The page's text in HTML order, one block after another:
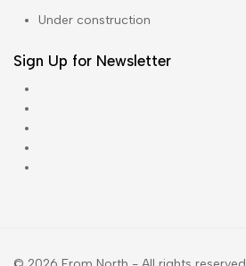
Under construction
Sign Up for Newsletter